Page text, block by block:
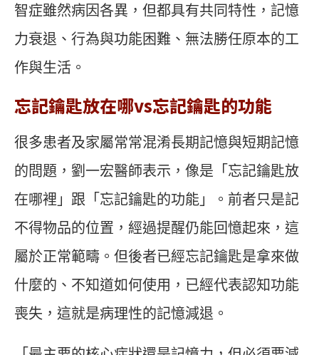
智症雖然病因各異，但都具有共同特性，記憶
力衰退、行為與功能困難、無法勝任原本的工
作與生活。
忘記鑰匙放在哪vs忘記鑰匙的功能
很多患者及家屬常常混淆長期記憶與短期記憶
的問題，劉一宏醫師表示，像是「忘記鑰匙放
在哪裡」跟「忘記鑰匙的功能」。前者只是記
不得物品的位置，經過提醒仍能回憶起來，這
屬於正常範疇。但後者已經忘記鑰匙是拿來做
什麼的、不知道如何使用，已經代表認知功能
喪失，這就是病理性的記憶減退。